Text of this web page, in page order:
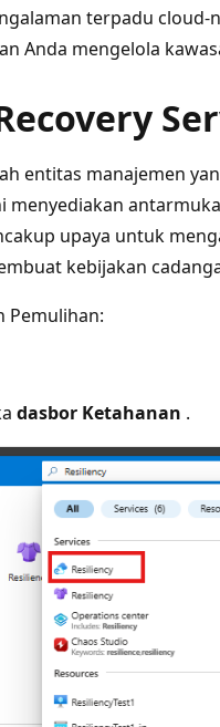
terpadu
Anda mengelola
entitas manajemen
menyediakan
upaya untuk
kebijakan
Pemulihan:
dasbor Ketahanan .